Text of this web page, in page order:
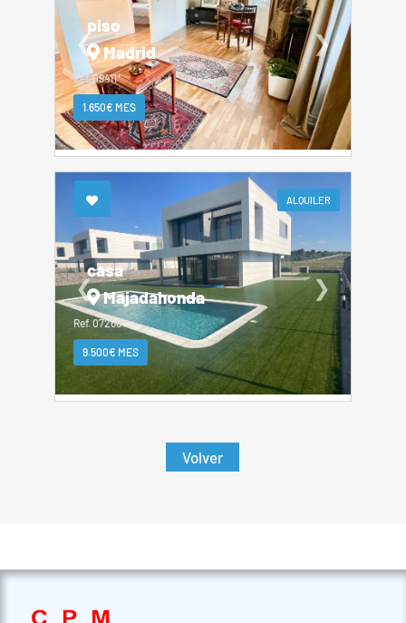
piso
Madrid
Ref. 09411*
1.650€ MES
❮ ❯
ALQUILER
casa
Majadahonda
Ref. 07266
9.500€ MES
❮ ❯
Volver